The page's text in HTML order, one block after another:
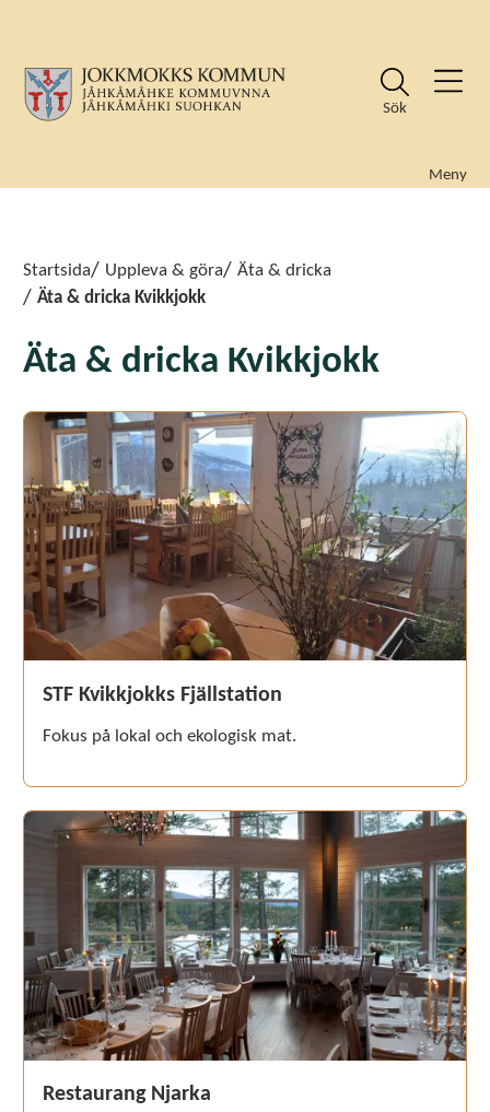
Sök
Meny
Startsida Uppleva & göra
Äta & dricka
Äta & dricka Kvikkjokk
Äta & dricka Kvikkjokk
STF Kvikkjokks Fjällstation
Fokus på lokal och ekologisk mat.
Restaurang Njarka